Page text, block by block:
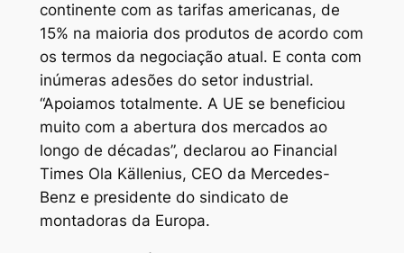
continente com as tarifas americanas, de
15% na maioria dos produtos de acordo com
os termos da negociação atual. E conta com
inúmeras adesões do setor industrial.
“Apoiamos totalmente. A UE se beneficiou
muito com a abertura dos mercados ao
longo de décadas”, declarou ao Financial
Times Ola Källenius, CEO da Mercedes-
Benz e presidente do sindicato de
montadoras da Europa.